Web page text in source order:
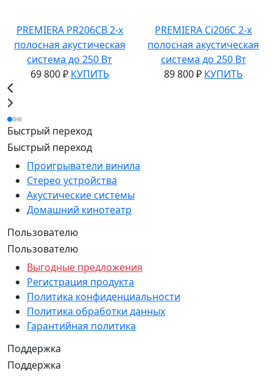
PREMIERA PR206CB 2-х
полосная акустическая
система до 250 Вт
69 800 ₽ КУПИТЬ
PREMIERA Ci206C 2-х
полосная акустическая
система до 250 Вт
89 800 ₽ КУПИТЬ
Быстрый переход
Быстрый переход
Проигрыватели винила
Стерео устройства
Акустические системы
Домашний кинотеатр
Пользователю
Пользователю
Выгодные предложения
Регистрация продукта
Политика конфиденциальности
Политика обработки данных
Гарантийная политика
Поддержка
Поддержка